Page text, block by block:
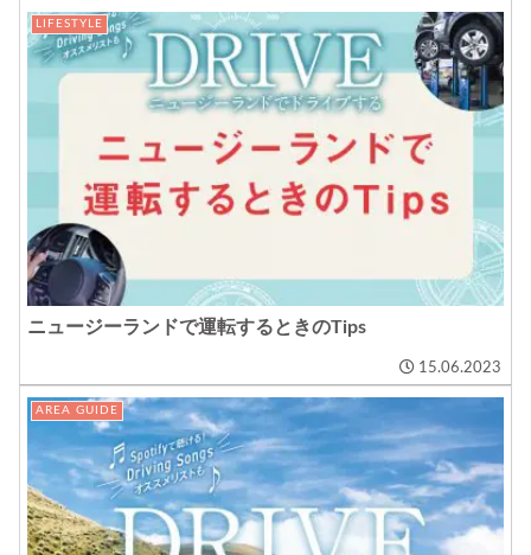
LIFESTYLE
ニュージーランドで運転するときのTips
15.06.2023
AREA GUIDE